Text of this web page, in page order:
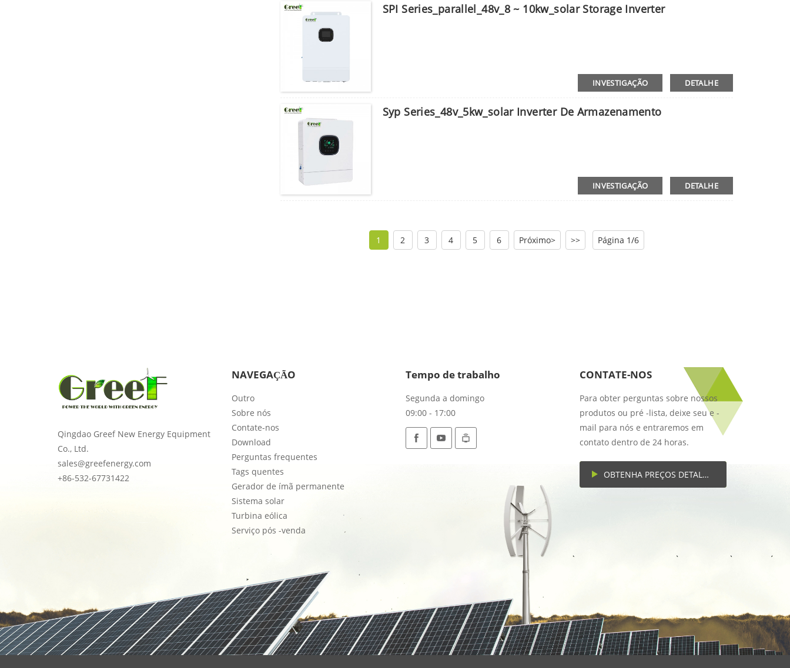
SPI Series_parallel_48v_8 ~ 10kw_solar Storage Inverter
INVESTIGAÇÃO DETALHE
Syp Series_48v_5kw_solar Inverter De Armazenamento
INVESTIGAÇÃO DETALHE
1 2 3 4 5 6 Próximo> >> Página 1/6
Qingdao Greef New Energy Equipment
Co., Ltd.
sales@greefenergy.com
+86-532-67731422
NAVEGAÇÃO
Outro
Sobre nós
Contate-nos
Download
Perguntas frequentes
Tags quentes
Gerador de ímã permanente
Sistema solar
Turbina eólica
Serviço pós -venda
Tempo de trabalho
Segunda a domingo
09:00 - 17:00
CONTATE-NOS
Para obter perguntas sobre nossos
produtos ou pré -lista, deixe seu e -
mail para nós e entraremos em
contato dentro de 24 horas.
OBTENHA PREÇOS DETALHADOS